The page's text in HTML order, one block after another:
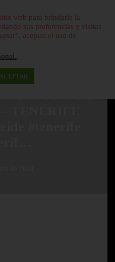
web para brindarle la
sus preferencias y visitas
aceptas el uso de
.
ACEPTAR